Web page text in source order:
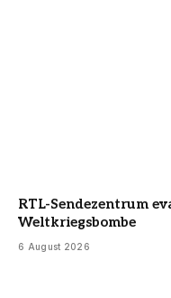
RTL-Sendezentrum
Weltkriegsbombe
6 August 2026